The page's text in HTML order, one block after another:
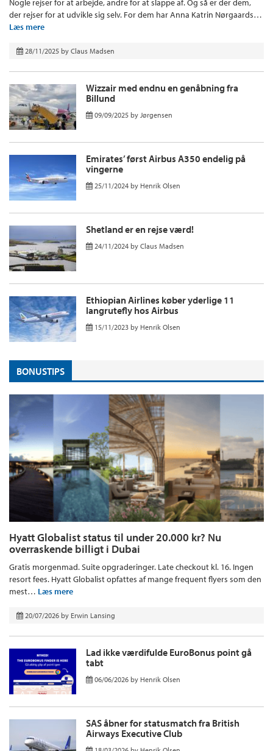
Nogle rejser for at arbejde, andre for at slappe af. Og så er der dem,
der rejser for at udvikle sig selv. For dem har Anna Katrin Nørgaards…
Læs mere
28/11/2025 by Claus Madsen
Wizzair med endnu en genåbning fra
Billund
09/09/2025 by Jørgensen
Emirates’ først Airbus A350 endelig på
vingerne
25/11/2024 by Henrik Olsen
Shetland er en rejse værd!
24/11/2024 by Claus Madsen
Ethiopian Airlines køber yderlige 11
langrutefly hos Airbus
15/11/2023 by Henrik Olsen
BONUSTIPS
Hyatt Globalist status til under 20.000 kr? Nu
overraskende billigt i Dubai
Gratis morgenmad. Suite opgraderinger. Late checkout kl. 16. Ingen
resort fees. Hyatt Globalist opfattes af mange frequent flyers som den
mest… Læs mere
20/07/2026 by Erwin Lansing
Lad ikke værdifulde EuroBonus point gå
tabt
06/06/2026 by Henrik Olsen
SAS åbner for statusmatch fra British
Airways Executive Club